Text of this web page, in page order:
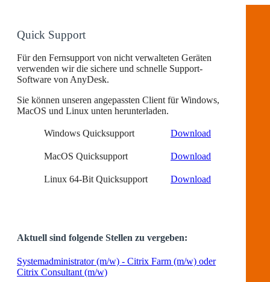
Quick Support
Für den Fernsupport von nicht verwalteten Geräten
verwenden wir die sichere und schnelle Support-
Software von AnyDesk.
Sie können unseren angepassten Client für Windows,
MacOS und Linux unten herunterladen.
Windows Quicksupport Download
MacOS Quicksupport Download
Linux 64-Bit Quicksupport Download
Aktuell sind folgende Stellen zu vergeben:
Systemadministrator (m/w) - Citrix Farm (m/w) oder
Citrix Consultant (m/w)